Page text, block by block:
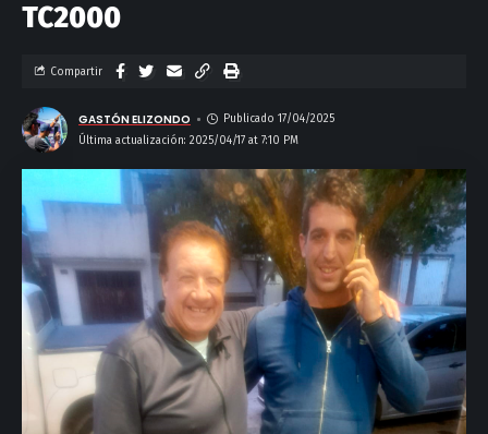
TC2000
Última actualización: 2025/04/17 at 7:10 PM
GASTÓN ELIZONDO Publicado 17/04/2025
Compartir